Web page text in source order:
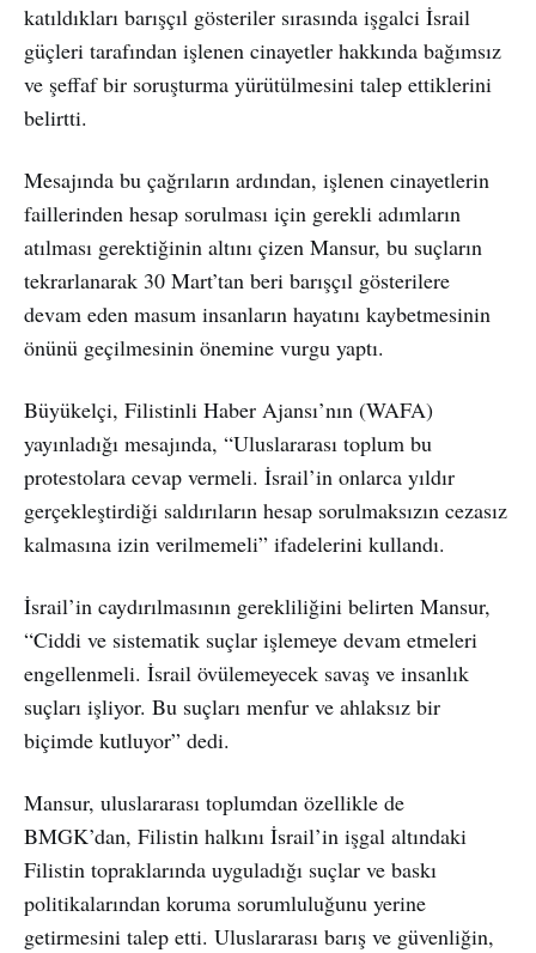
katıldıkları barışçıl gösteriler sırasında işgalci İsrail
güçleri tarafından işlenen cinayetler hakkında bağımsız
ve şeffaf bir soruşturma yürütülmesini talep ettiklerini
belirtti.
Mesajında bu çağrıların ardından, işlenen cinayetlerin
faillerinden hesap sorulması için gerekli adımların
atılması gerektiğinin altını çizen Mansur, bu suçların
tekrarlanarak 30 Mart’tan beri barışçıl gösterilere
devam eden masum insanların hayatını kaybetmesinin
önünü geçilmesinin önemine vurgu yaptı.
Büyükelçi, Filistinli Haber Ajansı’nın (WAFA)
yayınladığı mesajında, “Uluslararası toplum bu
protestolara cevap vermeli. İsrail’in onlarca yıldır
gerçekleştirdiği saldırıların hesap sorulmaksızın cezasız
kalmasına izin verilmemeli” ifadelerini kullandı.
İsrail’in caydırılmasının gerekliliğini belirten Mansur,
“Ciddi ve sistematik suçlar işlemeye devam etmeleri
engellenmeli. İsrail övülemeyecek savaş ve insanlık
suçları işliyor. Bu suçları menfur ve ahlaksız bir
biçimde kutluyor” dedi.
Mansur, uluslararası toplumdan özellikle de
BMGK’dan, Filistin halkını İsrail’in işgal altındaki
Filistin topraklarında uyguladığı suçlar ve baskı
politikalarından koruma sorumluluğunu yerine
getirmesini talep etti. Uluslararası barış ve güvenliğin,